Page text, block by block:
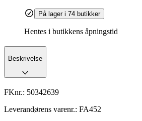
På lager i 74 butikker
Hentes i butikkens åpningstid
Beskrivelse
FKnr.: 50342639
Leverandørens varenr.: FA452